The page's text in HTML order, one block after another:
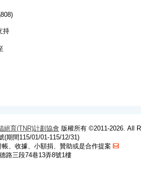
持
絕育(TNR)計劃協會 版權所有 ©2011-2026. All
(期間115/01/01-115/12/31)
、收據、小額捐、贊助或是合作提案
路三段74巷13弄8號1樓